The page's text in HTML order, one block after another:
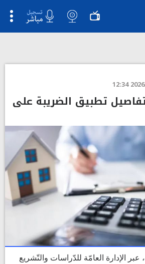
2026/
تفاصيل تطبيق الضريبة على
عبر الإدارة العامّة للدّراسات والتّشريع